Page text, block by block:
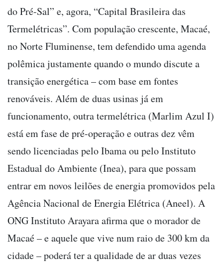
do Pré-Sal” e, agora, “Capital Brasileira das
Termelétricas”. Com população crescente, Macaé,
no Norte Fluminense, tem defendido uma agenda
polêmica justamente quando o mundo discute a
transição energética – com base em fontes
renováveis. Além de duas usinas já em
funcionamento, outra termelétrica (Marlim Azul I)
está em fase de pré-operação e outras dez vêm
sendo licenciadas pelo Ibama ou pelo Instituto
Estadual do Ambiente (Inea), para que possam
entrar em novos leilões de energia promovidos pela
Agência Nacional de Energia Elétrica (Aneel). A
ONG Instituto Arayara afirma que o morador de
Macaé – e aquele que vive num raio de 300 km da
cidade – poderá ter a qualidade de ar duas vezes